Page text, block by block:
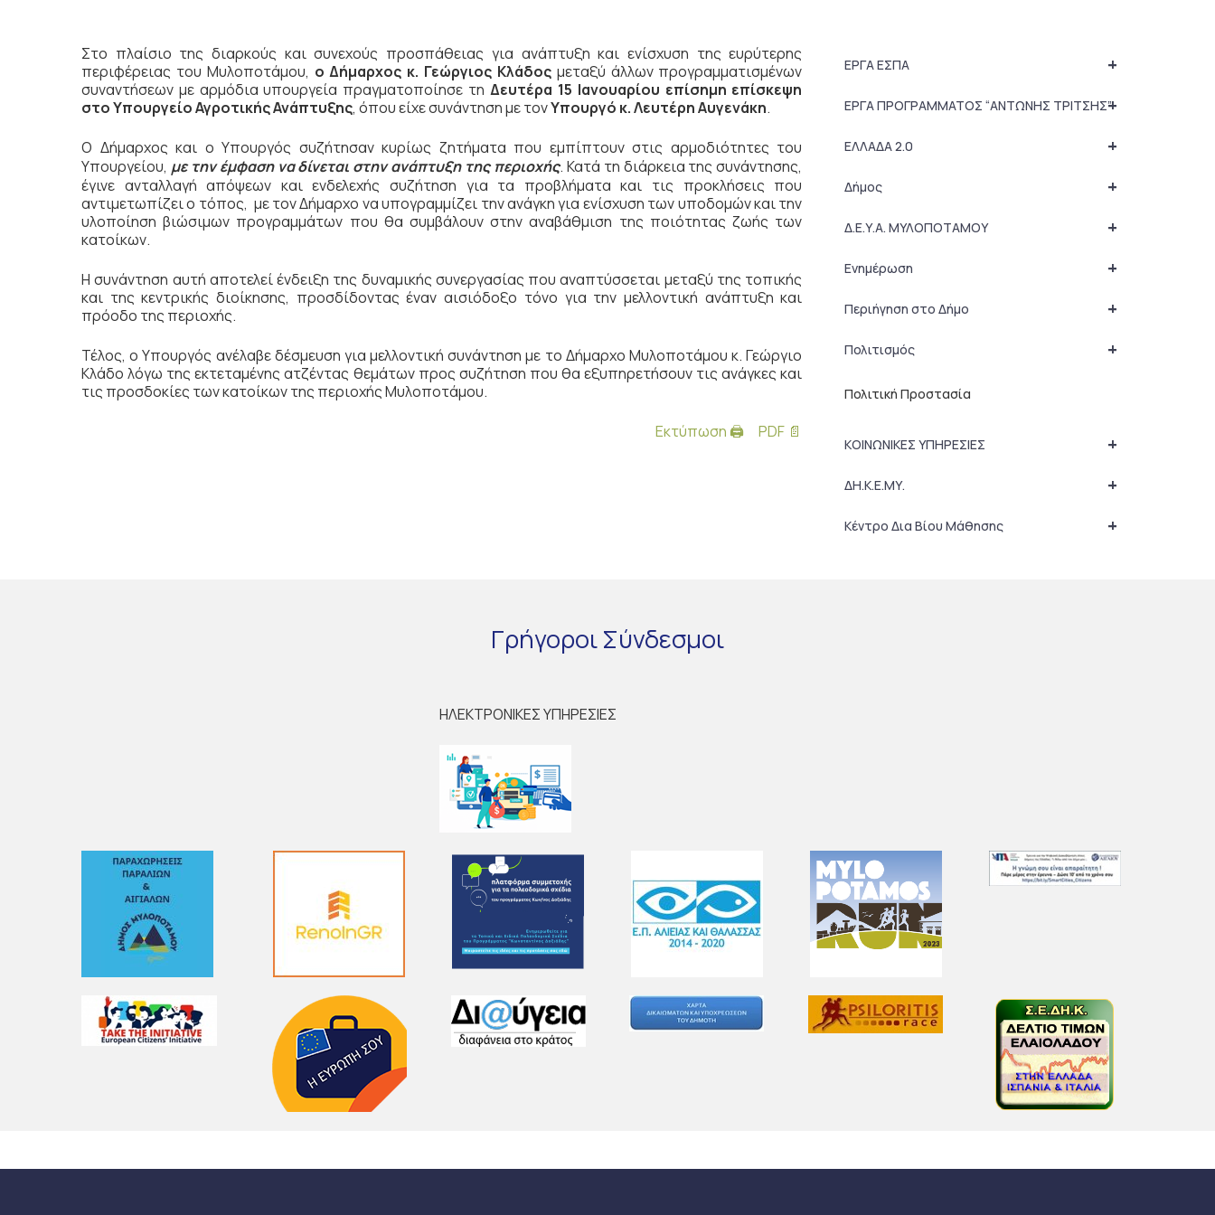
Στο πλαίσιο της διαρκούς και συνεχούς προσπάθειας για ανάπτυξη και ενίσχυση της ευρύτερης
περιφέρειας του Μυλοποτάμου, ο Δήμαρχος κ. Γεώργιος Κλάδος μεταξύ άλλων προγραμματισμένων
συναντήσεων με αρμόδια υπουργεία πραγματοποίησε τη Δευτέρα 15 Ιανουαρίου επίσημη επίσκεψη
στο Υπουργείο Αγροτικής Ανάπτυξης, όπου είχε συνάντηση με τονΥπουργό κ. Λευτέρη Αυγενάκη.
Ο Δήμαρχος και ο Υπουργός συζήτησαν κυρίως ζητήματα που εμπίπτουν στις αρμοδιότητες του
Υπουργείου, με την έμφαση να δίνεται στην ανάπτυξη της περιοχής. Κατά τη διάρκεια της συνάντησης,
έγινε ανταλλαγή απόψεων και ενδελεχής συζήτηση για τα προβλήματα και τις προκλήσεις που
αντιμετωπίζει ο τόπος, με τον Δήμαρχο να υπογραμμίζει την ανάγκη για ενίσχυση των υποδομών και την
υλοποίηση βιώσιμων προγραμμάτων που θα συμβάλουν στην αναβάθμιση της ποιότητας ζωής των
κατοίκων.
Η συνάντηση αυτή αποτελεί ένδειξη της δυναμικής συνεργασίας που αναπτύσσεται μεταξύ της τοπικής
και της κεντρικής διοίκησης, προσδίδοντας έναν αισιόδοξο τόνο για την μελλοντική ανάπτυξη και
πρόοδο της περιοχής.
Τέλος, ο Υπουργός ανέλαβε δέσμευση για μελλοντική συνάντηση με το Δήμαρχο Μυλοποτάμου κ. Γεώργιο
Κλάδο λόγω της εκτεταμένης ατζέντας θεμάτων προς συζήτηση που θα εξυπηρετήσουν τις ανάγκες και
τις προσδοκίες των κατοίκων της περιοχής Μυλοποτάμου.
Εκτύπωση 🖨
PDF 📄
+
ΕΡΓΑ ΕΣΠΑ
+
ΕΡΓΑ ΠΡΟΓΡΑΜΜΑΤΟΣ “ΑΝΤΩΝΗΣ ΤΡΙΤΣΗΣ”
+
ΕΛΛΑΔΑ 2.0
+
Δήμος
+
Δ.Ε.Υ.Α. ΜΥΛΟΠΟΤΑΜΟΥ
+
Ενημέρωση
+
Περιήγηση στο Δήμο
+
Πολιτισμός
Πολιτική Προστασία
+
ΚΟΙΝΩΝΙΚΕΣ ΥΠΗΡΕΣΙΕΣ
+
ΔΗ.Κ.Ε.ΜΥ.
+
Κέντρο Δια Βίου Μάθησης
ΓρήγοροιΣύνδεσμοι
ΗΛΕΚΤΡΟΝΙΚΕΣ ΥΠΗΡΕΣΙΕΣ